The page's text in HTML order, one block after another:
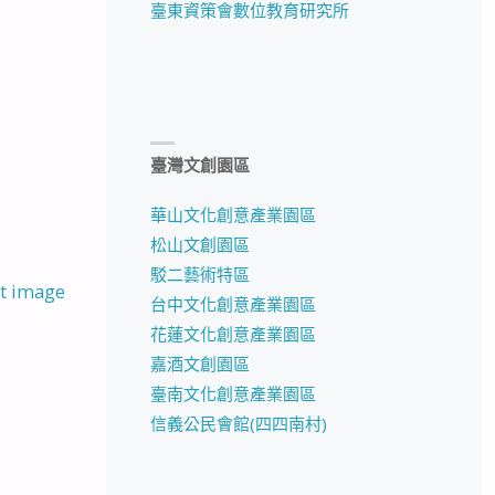
image
臺東資策會數位教育研究所
臺灣文創園區
華山文化創意產業園區
松山文創園區
駁二藝術特區
台中文化創意產業園區
花蓮文化創意產業園區
嘉酒文創園區
臺南文化創意產業園區
信義公民會館(四四南村)